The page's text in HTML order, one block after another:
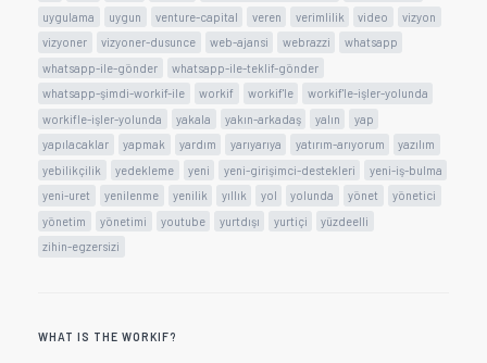
uygulama
uygun venture-capital veren verimlilik video
vizyon
vizyoner
vizyoner-dusunce web-ajansi webrazzi
whatsapp
whatsapp-ile-gönder
whatsapp-ile-teklif-gönder
whatsapp-şimdi-workif-ile
workif workif'le
workif'le-işler-yolunda
workifle-işler-yolunda
yakala yakın-arkadaş yalın
yap
yapılacaklar
yapmak yardım yarıyarıya yatırım-arıyorum
yazılım
yebilikçilik
yedekleme yeni yeni-girişimci-destekleri
yeni-iş-bulma
yeni-uret
yenilenme yenilik yıllık yol yolunda yönet
yönetici
yönetim
yönetimi youtube yurtdışı yurtiçi
yüzdeelli
zihin-egzersizi
WHAT IS THE WORKIF?